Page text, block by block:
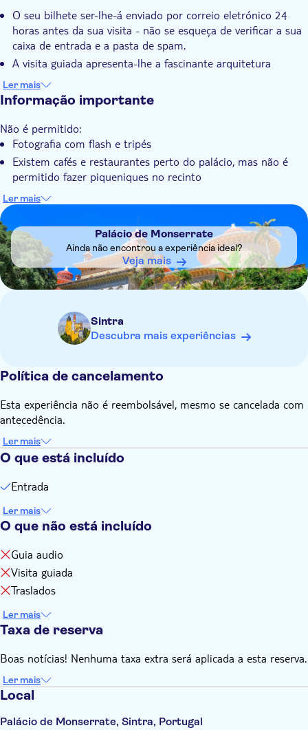
Voucher eletrônico
O seu bilhete ser-lhe-á enviado por correio eletrónico 24
horas antes da sua visita - não se esqueça de verificar a sua
caixa de entrada e a pasta de spam.
A visita guiada apresenta-lhe a fascinante arquitetura
romântica do século XIX do Palácio de Monserrate
Apreciará a mistura diversificada de influências
arquitectónicas góticas, mouriscas e indianas do palácio
Terá oportunidade de explorar a paisagem verdejante que
rodeia o palácio
Ler mais
Informação importante
Não é permitido:
Fotografia com flash e tripés
Existem cafés e restaurantes perto do palácio, mas não é
permitido fazer piqueniques no recinto
Saber com antecedência:
O palácio abre diariamente das 9:30h às 18:00h. A última
entrada é às 17:30h
O parque abre diariamente das 9:00 às 19:00 horas. A
última entrada é às 18:00
Para evitar multidões, recomenda-se a visita ao início do dia
para uma experiência mais tranquila
Use sapatos confortáveis, uma vez que irá caminhar por
várias salas e jardins
É permitido fotografar no interior do palácio sem flash
ajustado até ±2 horas
Ler mais
Palácio de Monserrate
Ainda não encontrou a experiência ideal?
Veja mais
Sintra
Descubra mais experiências
Política de cancelamento
Esta experiência não é reembolsável, mesmo se cancelada com
antecedência.
Ler mais
O que está incluído
Entrada
Ler mais
O que não está incluído
Guia audio
Visita guiada
Traslados
Ler mais
Taxa de reserva
Boas notícias! Nenhuma taxa extra será aplicada a esta reserva.
Ler mais
Local
Palácio de Monserrate, Sintra, Portugal